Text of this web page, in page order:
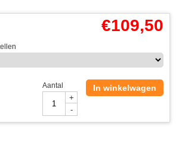
€109,50
Aantal
+
-
In winkelwagen